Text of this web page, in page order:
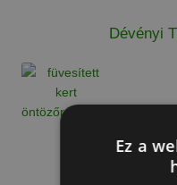
Dévényi
Ez a